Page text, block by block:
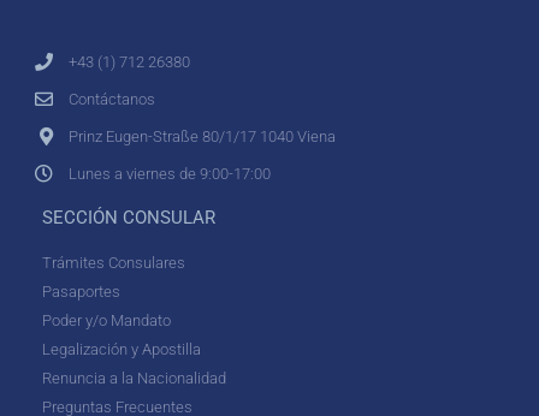
+43 (1) 712 26380
Contáctanos
Prinz Eugen-Straße 80/1/17 1040 Viena
Lunes a viernes de 9:00-17:00
SECCIÓN CONSULAR
Trámites Consulares
Pasaportes
Poder y/o Mandato
Legalización y Apostilla
Renuncia a la Nacionalidad
Preguntas Frecuentes